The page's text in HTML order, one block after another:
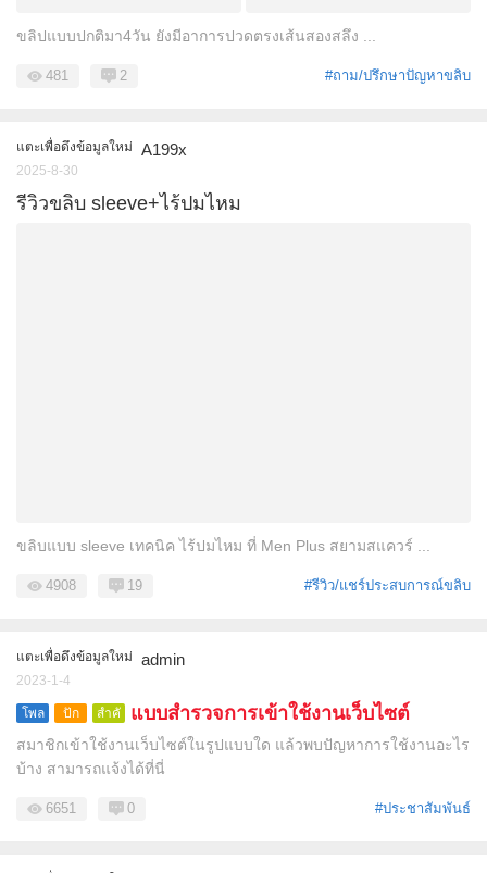
ขลิปแบบปกติมา4วัน ยังมีอาการปวดตรงเส้นสองสลึง ...
#ถาม/ปรึกษาปัญหาขลิบ
481 2
แตะเพื่อดึงข้อมูลใหม่ A199x
2025-8-30
รีวิวขลิบ sleeve+ไร้ปมไหม
ขลิบแบบ sleeve เทคนิค ไร้ปมไหม ที่ Men Plus สยามสแควร์ ...
#รีวิว/แชร์ประสบการณ์ขลิบ
4908 19
แตะเพื่อดึงข้อมูลใหม่ admin
2023-1-4
โพล
ปัก
สำคั
แบบสำรวจการเข้าใช้งานเว็บไซต์
สมาชิกเข้าใช้งานเว็บไซต์ในรูปแบบใด แล้วพบปัญหาการใช้งานอะไร
บ้าง สามารถแจ้งได้ที่นี่
#ประชาสัมพันธ์
6651 0